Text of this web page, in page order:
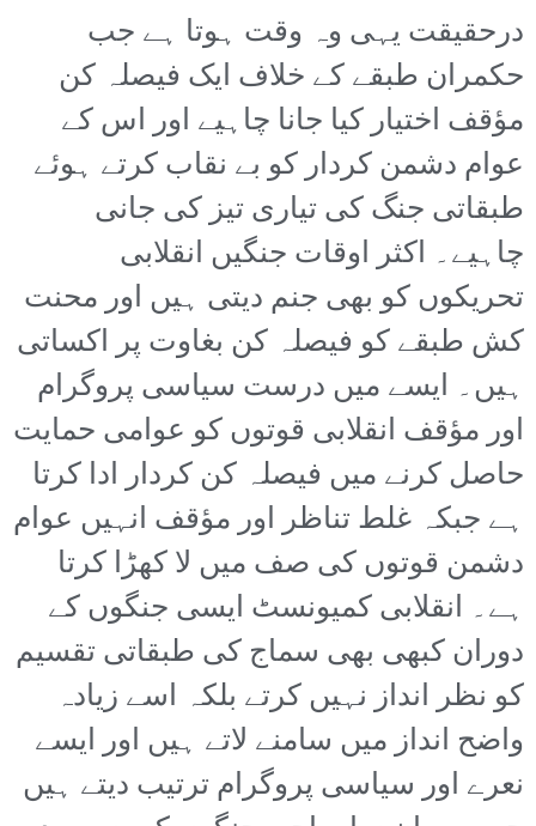
درحقیقت یہی وہ وقت ہوتا ہے جب
حکمران طبقے کے خلاف ایک فیصلہ کن
مؤقف اختیار کیا جانا چاہیے اور اس کے
عوام دشمن کردار کو بے نقاب کرتے ہوئے
طبقاتی جنگ کی تیاری تیز کی جانی
چاہیے۔ اکثر اوقات جنگیں انقلابی
تحریکوں کو بھی جنم دیتی ہیں اور محنت
کش طبقے کو فیصلہ کن بغاوت پر اکساتی
ہیں۔ ایسے میں درست سیاسی پروگرام
اور مؤقف انقلابی قوتوں کو عوامی حمایت
حاصل کرنے میں فیصلہ کن کردار ادا کرتا
ہے جبکہ غلط تناظر اور مؤقف انہیں عوام
دشمن قوتوں کی صف میں لا کھڑا کرتا
ہے۔ انقلابی کمیونسٹ ایسی جنگوں کے
دوران کبھی بھی سماج کی طبقاتی تقسیم
کو نظر انداز نہیں کرتے بلکہ اسے زیادہ
واضح انداز میں سامنے لاتے ہیں اور ایسے
نعرے اور سیاسی پروگرام ترتیب دیتے ہیں